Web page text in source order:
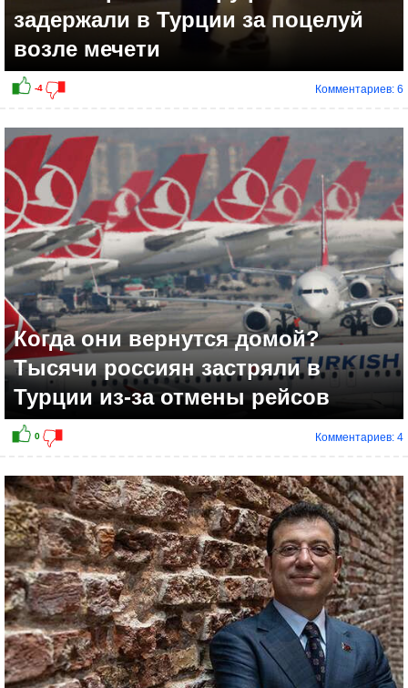
+4
задержали в Турции за поцелуй
возле мечети
Комментариев: 6
Когда они вернутся домой?
Тысячи россиян застряли в
Турции из-за отмены рейсов
Комментариев: 4